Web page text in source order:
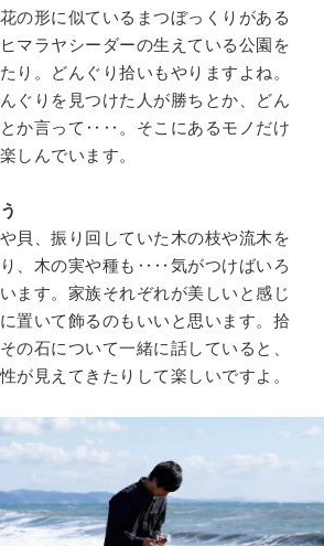
の形に似ているまつぼっくりがある
マラヤシーダーの生えている公園を
り。どんぐり拾いもやりますよね。
ぐりを見つけた人が勝ちとか、どん
とか言って‥‥。そこにあるモノだけ
しんでいます。
貝、振り回していた木の枝や流木を
、木の実や種も‥‥気がつけばいろ
ます。家族それぞれが美しいと感じ
置いて飾るのもいいと思います。拾
の石について一緒に話していると、
が見えてきたりして楽しいですよ。